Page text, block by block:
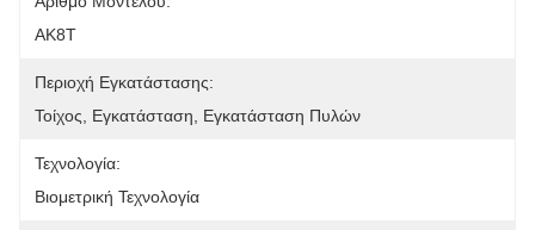
AK8T
Περιοχή Εγκατάστασης:
Τοίχος, Εγκατάσταση, Εγκατάσταση Πυλών
Τεχνολογία:
Βιομετρική Τεχνολογία